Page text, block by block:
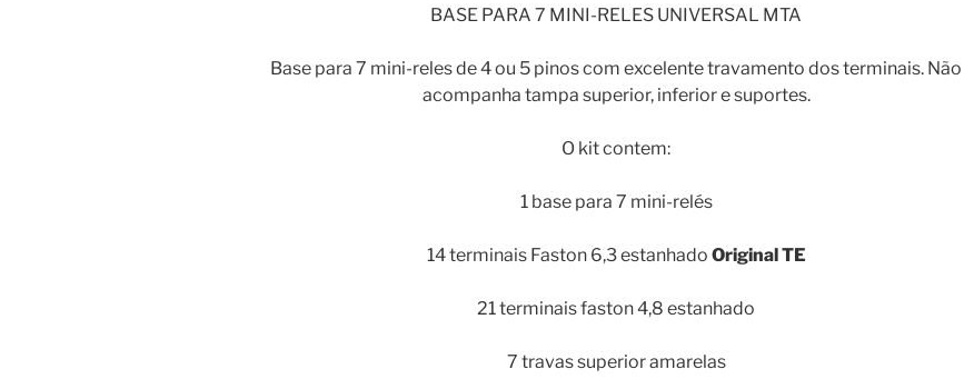
BASE PARA 7 MINI-RELES UNIVERSAL MTA
Base para 7 mini-reles de 4 ou 5 pinos com excelente travamento dos terminais. Não
acompanha tampa superior, inferior e suportes.
O kit contem:
1 base para 7 mini-relés
14 terminais Faston 6,3 estanhado Original TE
21 terminais faston 4,8 estanhado
7 travas superior amarelas